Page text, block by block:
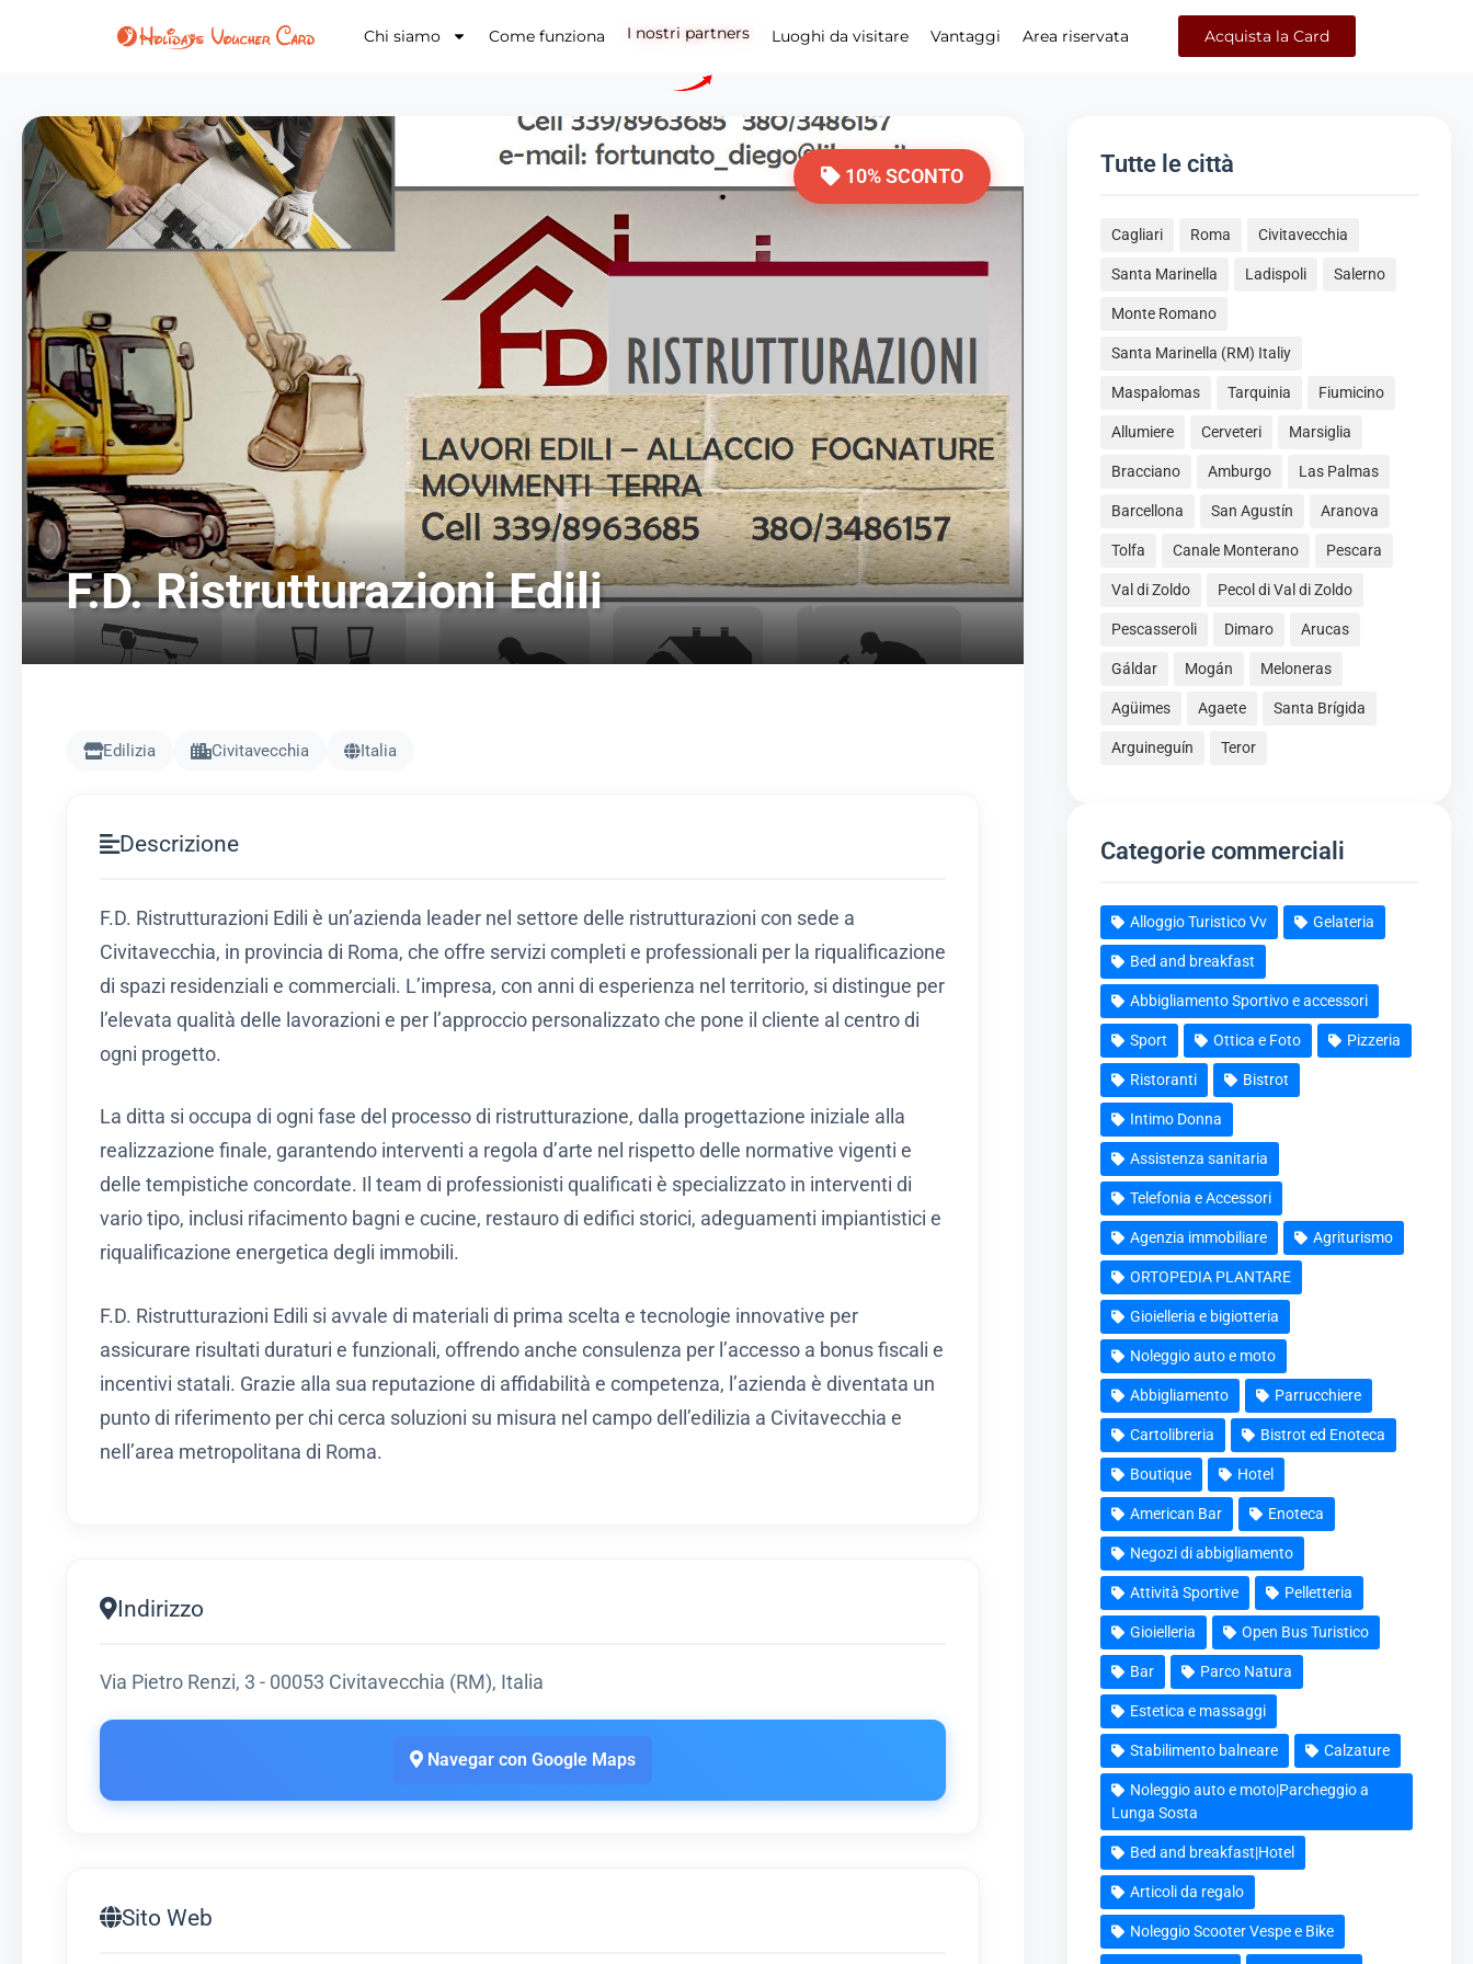
Chi siamo Come funziona I nostri partners Luoghi da visitare Vantaggi Area riservata Acquista la Card
10% SCONTO
F.D. Ristrutturazioni Edili
Edilizia Civitavecchia Italia
Descrizione
F.D. Ristrutturazioni Edili è un’azienda leader nel settore delle ristrutturazioni con sede a
Civitavecchia, in provincia di Roma, che offre servizi completi e professionali per la riqualificazione
di spazi residenziali e commerciali. L’impresa, con anni di esperienza nel territorio, si distingue per
l’elevata qualità delle lavorazioni e per l’approccio personalizzato che pone il cliente al centro di
ogni progetto.
La ditta si occupa di ogni fase del processo di ristrutturazione, dalla progettazione iniziale alla
realizzazione finale, garantendo interventi a regola d’arte nel rispetto delle normative vigenti e
delle tempistiche concordate. Il team di professionisti qualificati è specializzato in interventi di
vario tipo, inclusi rifacimento bagni e cucine, restauro di edifici storici, adeguamenti impiantistici e
riqualificazione energetica degli immobili.
F.D. Ristrutturazioni Edili si avvale di materiali di prima scelta e tecnologie innovative per
assicurare risultati duraturi e funzionali, offrendo anche consulenza per l’accesso a bonus fiscali e
incentivi statali. Grazie alla sua reputazione di affidabilità e competenza, l’azienda è diventata un
punto di riferimento per chi cerca soluzioni su misura nel campo dell’edilizia a Civitavecchia e
nell’area metropolitana di Roma.
Indirizzo
Via Pietro Renzi, 3 - 00053 Civitavecchia (RM), Italia
Navegar con Google Maps
Sito Web
Tutte le città
Cagliari Roma Civitavecchia
Santa Marinella Ladispoli Salerno
Monte Romano
Santa Marinella (RM) Italiy
Maspalomas Tarquinia Fiumicino
Allumiere Cerveteri Marsiglia
Bracciano Amburgo Las Palmas
Barcellona San Agustín Aranova
Tolfa Canale Monterano Pescara
Val di Zoldo Pecol di Val di Zoldo
Pescasseroli Dimaro Arucas
Gáldar Mogán Meloneras
Agüimes Agaete Santa Brígida
Arguineguín Teror
Categorie commerciali
Alloggio Turistico Vv Gelateria
Bed and breakfast
Abbigliamento Sportivo e accessori
Sport Ottica e Foto Pizzeria
Ristoranti Bistrot
Intimo Donna
Assistenza sanitaria
Telefonia e Accessori
Agenzia immobiliare Agriturismo
ORTOPEDIA PLANTARE
Gioielleria e bigiotteria
Noleggio auto e moto
Abbigliamento Parrucchiere
Cartolibreria Bistrot ed Enoteca
Boutique Hotel
American Bar Enoteca
Negozi di abbigliamento
Attività Sportive Pelletteria
Gioielleria Open Bus Turistico
Bar Parco Natura
Estetica e massaggi
Stabilimento balneare Calzature
Noleggio auto e moto|Parcheggio a
Lunga Sosta
Bed and breakfast|Hotel
Articoli da regalo
Noleggio Scooter Vespe e Bike